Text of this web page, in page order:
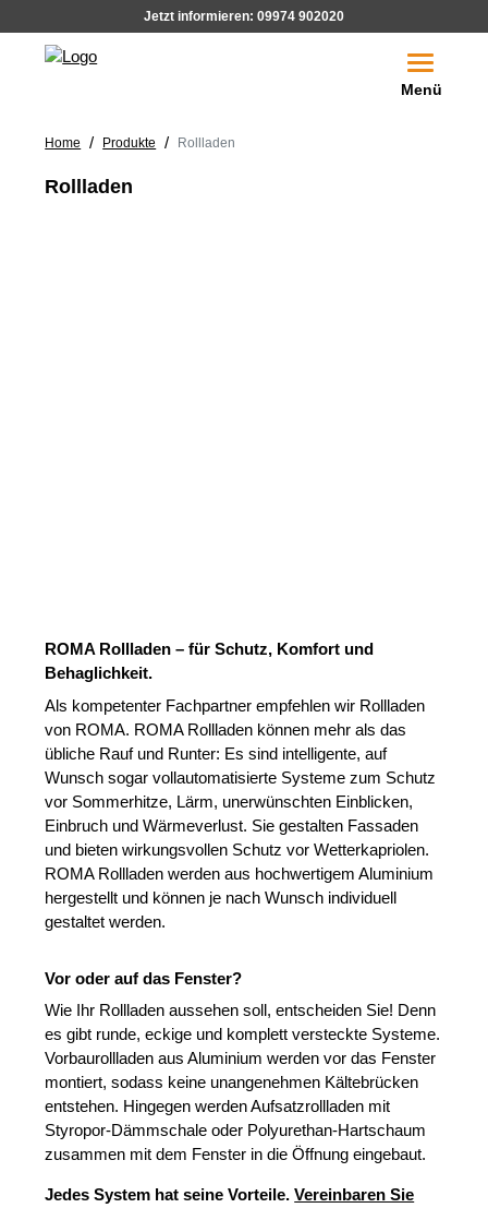
Jetzt informieren: 09974 902020
Toggle
Menü
Home / Produkte / Rollladen
Rollladen
ROMA Rollladen – für Schutz, Komfort und
Behaglichkeit.
Als kompetenter Fachpartner empfehlen wir Rollladen
von ROMA. ROMA Rollladen können mehr als das
übliche Rauf und Runter: Es sind intelligente, auf
Wunsch sogar vollautomatisierte Systeme zum Schutz
vor Sommerhitze, Lärm, unerwünschten Einblicken,
Einbruch und Wärmeverlust. Sie gestalten Fassaden
und bieten wirkungsvollen Schutz vor Wetterkapriolen.
ROMA Rollladen werden aus hochwertigem Aluminium
hergestellt und können je nach Wunsch individuell
gestaltet werden.
Vor oder auf das Fenster?
Wie Ihr Rollladen aussehen soll, entscheiden Sie! Denn
es gibt runde, eckige und komplett versteckte Systeme.
Vorbaurollladen aus Aluminium werden vor das Fenster
montiert, sodass keine unangenehmen Kältebrücken
entstehen. Hingegen werden Aufsatzrollladen mit
Styropor-Dämmschale oder Polyurethan-Hartschaum
zusammen mit dem Fenster in die Öffnung eingebaut.
Jedes System hat seine Vorteile.Vereinbaren Sie